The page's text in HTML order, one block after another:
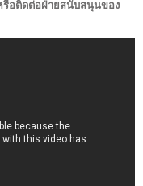
รือติดต่อฝ่ายสนับสนุนของ